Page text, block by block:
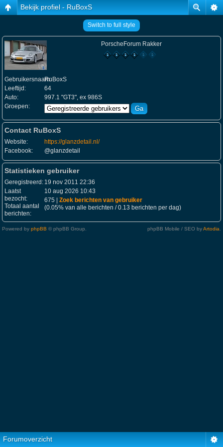
Bekijk profiel - RuBoxS
Switch to full style
PorscheForum Rakker
Gebruikersnaam:RuBoxS
Leeftijd:
64
Auto:
997.1 "GT3", ex 986S
Groepen:
Contact RuBoxS
Website:
https://glanzdetail.nl/
Facebook:
@glanzdetail
Statistieken gebruiker
Geregistreerd: 19 nov 2011 22:36
Laatst
bezocht:
10 aug 2026 10:43
Totaal aantal
berichten:
675 | Zoek berichten van gebruiker
(0.05% van alle berichten / 0.13 berichten per dag)
Powered by phpBB © phpBB Group. phpBB Mobile / SEO byArtodia
Forumoverzicht